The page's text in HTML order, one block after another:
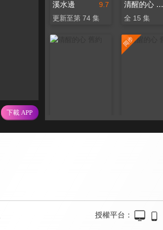
9.7
溪水邊
更新至第 74 集
清醒的心 舊約
全 15 集
授權平台：